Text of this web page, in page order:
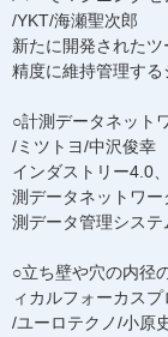
/YKT/海瀬聖次郎
新たに開発された
精度に維持管理する
○計測データネット
/ミツトヨ/中沢俊幸
インダストリー4.0
測データネットワ
測データ管理システ
○立ち壁や穴の内径
ィカルフォーカス
/ユーロテクノ/小原